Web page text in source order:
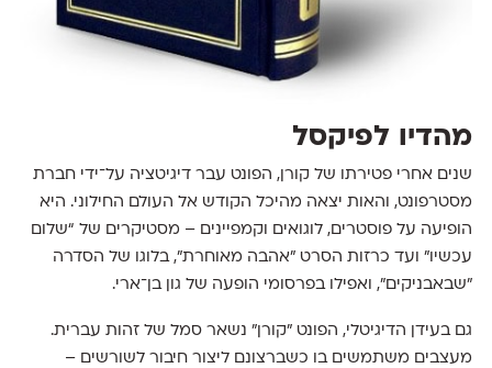
מהדיו לפיקסל
שנים אחרי פטירתו של קורן, הפונט עבר דיגיטציה על־ידי חברת
מסטרפונט, והאות יצאה מהיכל הקודש אל העולם החילוני. היא
הופיעה על פוסטרים, לוגואים וקמפיינים – מסטיקרים של “שלום
עכשיו” ועד כרזות הסרט ״אהבה מאוחרת״, בלוגו של הסדרה
״שבאבניקים״, ואפילו בפרסומי הופעה של גון בן־ארי.
גם בעידן הדיגיטלי, הפונט "קורן" נשאר סמל של זהות עברית.
מעצבים משתמשים בו כשברצונם ליצור חיבור לשורשים –